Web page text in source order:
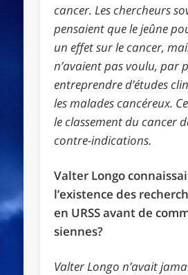
cancer. Les chercheurs
pensaient que le jeûne
un effet sur le cancer,
n’avaient pas voulu, par
entreprendre d’études
les malades cancéreux.
le classement du cancer
contre-indications.
Valter Longo
l’existence des
en URSS avant de
siennes?
Valter Longo n’avait